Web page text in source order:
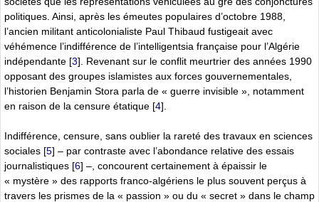
politiques. Ainsi, après les émeutes populaires d’octobre 1988,
l’ancien militant anticolonialiste Paul Thibaud fustigeait avec
véhémence l’indifférence de l’intelligentsia française pour l’Algérie
indépendante [3] . Revenant sur le conflit meurtrier des années 1990
opposant des groupes islamistes aux forces gouvernementales,
l’historien Benjamin Stora parla de « guerre invisible », notamment
en raison de la censure étatique [4]
Indifférence, censure, sans oublier la rareté des travaux en sciences
sociales [5] – par contraste avec l’abondance relative des essais
journalistiques [6] –, concourent certainement à épaissir le
« mystère » des rapports franco-algériens le plus souvent perçus à
travers les prismes de la « passion » ou du « secret » dans le champ